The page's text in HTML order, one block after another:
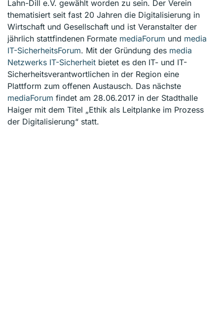
Lahn-Dill e.V. gewählt worden zu sein. Der Verein
thematisiert seit fast 20 Jahren die Digitalisierung in
Wirtschaft und Gesellschaft und ist Veranstalter der
jährlich stattfindenen Formate mediaForum und media
IT-SicherheitsForum. Mit der Gründung des media
Netzwerks IT-Sicherheit bietet es den IT- und IT-
Sicherheitsverantwortlichen in der Region eine
Plattform zum offenen Austausch. Das nächste
mediaForum findet am 28.06.2017 in der Stadthalle
Haiger mit dem Titel „Ethik als Leitplanke im Prozess
der Digitalisierung“ statt.